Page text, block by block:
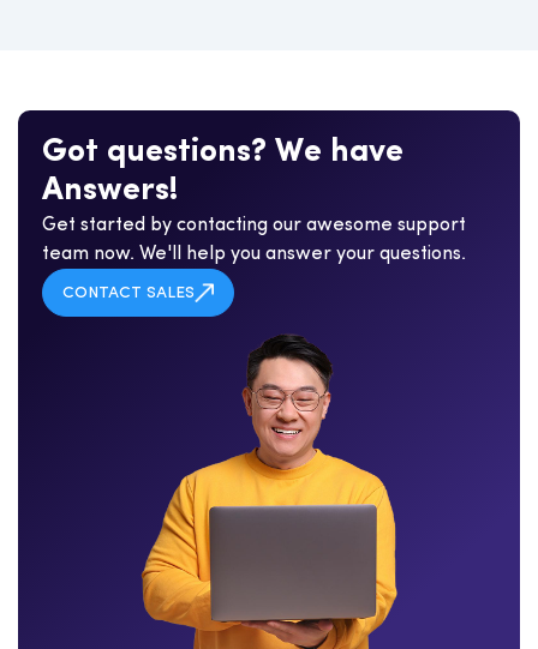
Got questions? We have
Answers!
Get started by contacting our awesome support
team now. We'll help you answer your questions.
CONTACT SALES